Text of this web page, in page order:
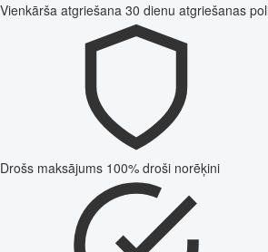
Vienkārša atgriešana 30 dienu atgriešanas
Drošs maksājums 100% droši norēķini